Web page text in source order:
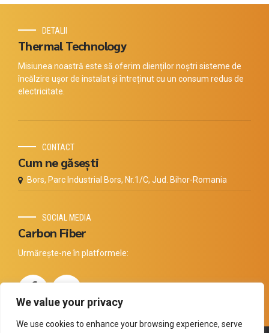
We value your privacy
We use cookies to enhance your browsing experience, serve
DETALII
Thermal Technology
Misiunea noastră este să oferim clienților noștri sisteme de
încălzire ușor de instalat și întreținut cu un consum redus de
electricitate.
CONTACT
Cum ne găsești
Bors, Parc Industrial Bors, Nr.1/C, Jud. Bihor-Romania
SOCIAL MEDIA
Carbon Fiber
Urmărește-ne în platformele: